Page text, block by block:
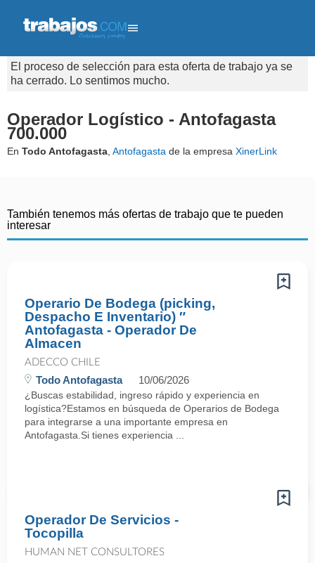
El proceso de selección para esta oferta de trabajo ya se
ha cerrado. Lo sentimos mucho.
Operador Logístico - Antofagasta
700.000
En Todo Antofagasta Antofagasta de la empresa XinerLink
También tenemos más ofertas de trabajo que te pueden
interesar
Operario De Bodega (picking,
Despacho E Inventario) ″
Antofagasta - Operador De
Almacen
ADECCO CHILE
Todo Antofagasta 10/06/2026
¿Buscas estabilidad, ingreso rápido y experiencia en
logística?Estamos en búsqueda de Operarios de Bodega
para integrarse a una importante empresa en
Antofagasta.Si tienes experiencia ...
Operador De Servicios -
Tocopilla
HUMAN NET CONSULTORES